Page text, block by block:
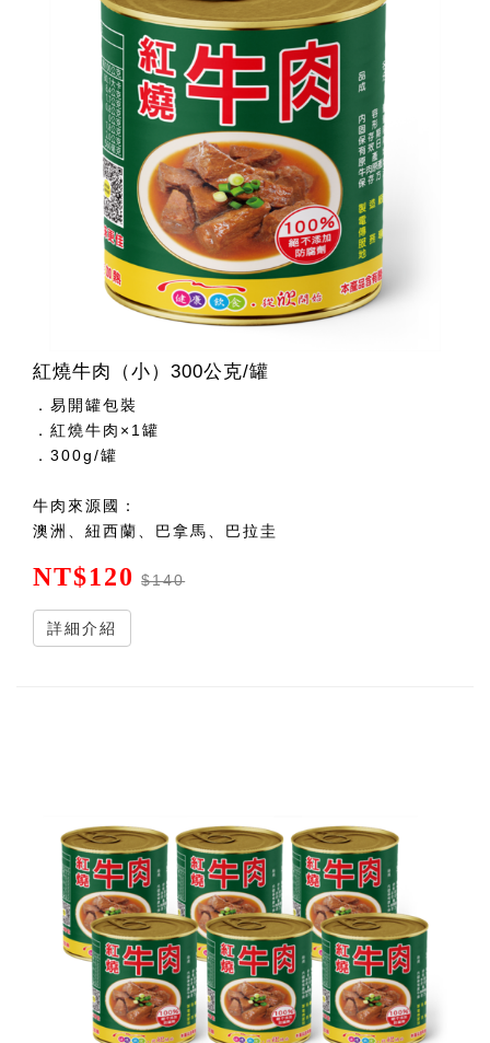
紅燒牛肉（小）300公克/罐
．易開罐包裝
．紅燒牛肉×1罐
．300g/罐
牛肉來源國：
澳洲、紐西蘭、巴拿馬、巴拉圭
NT$120 $140
詳細介紹